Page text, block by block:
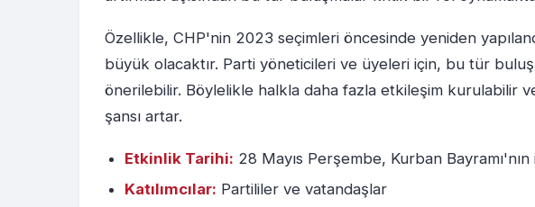
Özellikle, CHP'nin 2023 seçimleri öncesinde yeniden
büyük olacaktır. Parti yöneticileri ve üyeleri için, bu tür
önerilebilir. Böylelikle halkla daha fazla etkileşim kurulabilir
şansı artar.
Etkinlik Tarihi: 28 Mayıs Perşembe, Kurban
Katılımcılar: Partililer ve vatandaşlar